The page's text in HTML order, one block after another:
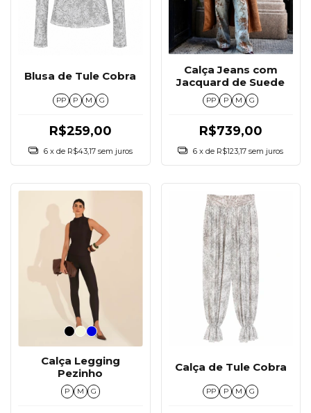
Blusa de Tule Cobra
PP P M G
R$259,00
6 x de R$43,17 sem juros
Calça Jeans com
Jacquard de Suede
PP P M G
R$739,00
6 x de R$123,17 sem juros
Calça Legging
Pezinho
P M G
Calça de Tule Cobra
PP P M G